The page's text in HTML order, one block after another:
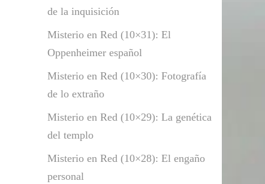
de la inquisición
Misterio en Red (10×31): El
Oppenheimer español
Misterio en Red (10×30): Fotografía
de lo extraño
Misterio en Red (10×29): La genética
del templo
Misterio en Red (10×28): El engaño
personal